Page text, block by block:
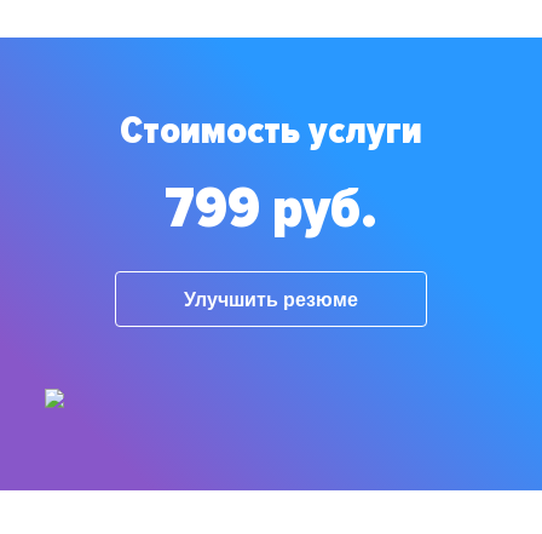
Стоимость услуги
799 руб.
Улучшить резюме